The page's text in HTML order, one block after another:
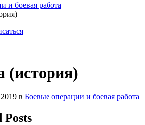
и боевая работа
(история)
в Боевые операции и боевая работа
Posts